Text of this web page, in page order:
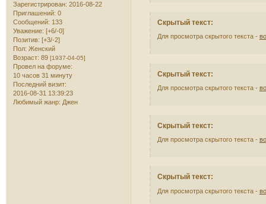
Зарегистрирован: 2016-08-22
Приглашений: 0
Сообщений: 133
Уважение: [+6/-0]
Позитив: [+3/-2]
Пол: Женский
Возраст: 89 [1937-04-05]
Провел на форуме:
10 часов 31 минуту
Последний визит:
2016-08-31 13:39:23
Любимый жанр: Джен
Скрытый текст:
Для просмотра скрытого текста -
Скрытый текст:
Для просмотра скрытого текста -
Скрытый текст:
Для просмотра скрытого текста -
Скрытый текст:
Для просмотра скрытого текста -